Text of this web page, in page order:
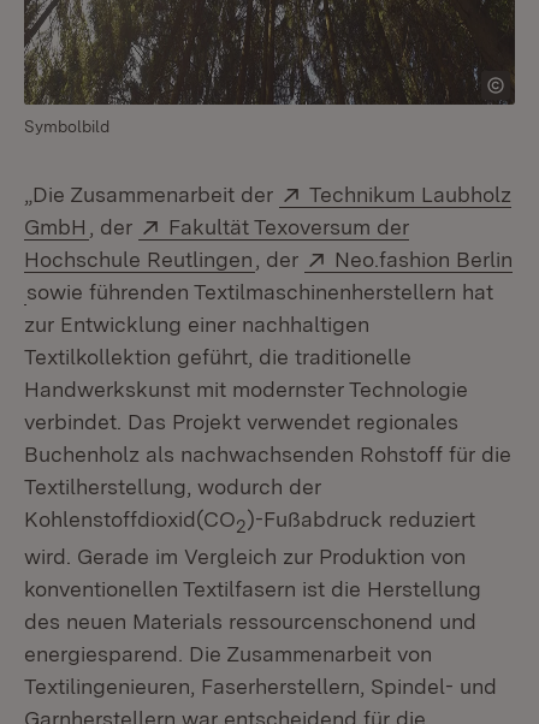
Symbolbild
„Die Zusammenarbeit der Extern:
Technikum Laubholz
GmbH (Öffnet in neuem Fenster)
, der Extern:
Fakultät Texoversum der
Hochschule Reutlingen (Öffnet in neuem Fenster)
, der Extern:
Neo.fashion Berlin
(Öffnet in neuem Fenster)
sowie führenden Textilmaschinenherstellern hat
zur Entwicklung einer nachhaltigen
Textilkollektion geführt, die traditionelle
Handwerkskunst mit modernster Technologie
verbindet. Das Projekt verwendet regionales
Buchenholz als nachwachsenden Rohstoff für die
Textilherstellung, wodurch der
Kohlenstoffdioxid(CO2)-Fußabdruck reduziert
wird. Gerade im Vergleich zur Produktion von
konventionellen Textilfasern ist die Herstellung
des neuen Materials ressourcenschonend und
energiesparend. Die Zusammenarbeit von
Textilingenieuren, Faserherstellern, Spindel- und
Garnherstellern war entscheidend für die